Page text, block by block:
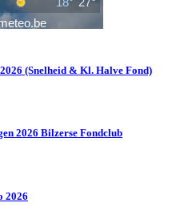
(Snelheid & Kl. Halve Fond)
2026 Bilzerse Fondclub
2026